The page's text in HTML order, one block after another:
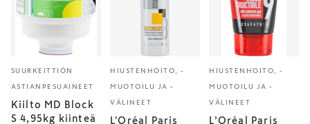
SUURKEITTIÖN
ASTIANPESUAINEET
Kiilto MD Block
S 4,95kg kiinteä
HIUSTENHOITO, -
MUOTOILU JA -
VÄLINEET
L'Oréal Paris
HIUSTENHOITO, -
MUOTOILU JA -
VÄLINEET
L’Oréal Paris